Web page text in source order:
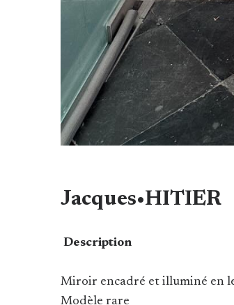
Jacques•HITIER
Description
Miroir encadré et illuminé en
Modèle rare